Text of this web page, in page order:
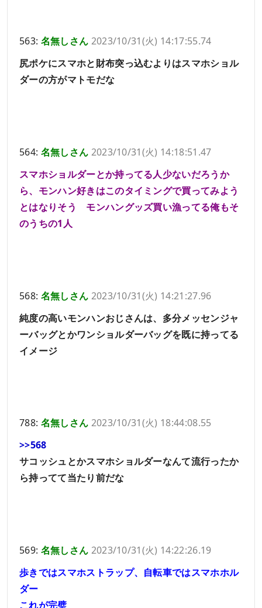
563: 名無しさん 2023/10/31(火) 14:17:55.74
尻ポケにスマホと財布突っ込むよりはスマホショル
ダーの方がマトモだな
564: 名無しさん 2023/10/31(火) 14:18:51.47
スマホショルダーとか持ってる人少ないだろうか
ら、モンハン好きはこのタイミングで買ってみよう
とはなりそう モンハングッズ買い漁ってる俺もそ
のうちの1人
568: 名無しさん 2023/10/31(火) 14:21:27.96
純度の高いモンハンおじさんは、多分メッセンジャ
ーバッグとかワンショルダーバッグを既に持ってる
イメージ
788: 名無しさん 2023/10/31(火) 18:44:08.55
>>568
サコッシュとかスマホショルダーなんて流行ったか
ら持ってて当たり前だな
569: 名無しさん 2023/10/31(火) 14:22:26.19
歩きではスマホストラップ、自転車ではスマホホル
ダー
これが完璧